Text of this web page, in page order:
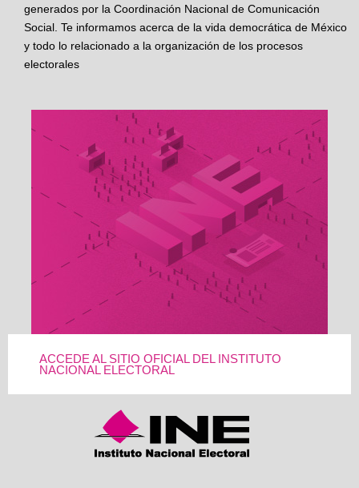
generados por la Coordinación Nacional de Comunicación
Social. Te informamos acerca de la vida democrática de México
y todo lo relacionado a la organización de los procesos
electorales
ACCEDE AL SITIO OFICIAL DEL INSTITUTO
NACIONAL ELECTORAL